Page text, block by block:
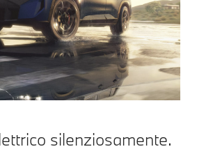
silenziosamente.